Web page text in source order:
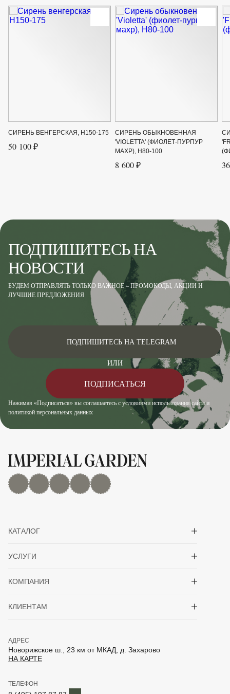
СИРЕНЬ ВЕНГЕРСКАЯ, H150-175
50 100 ₽
СИРЕНЬ ОБЫКНОВЕННАЯ
'VIOLETTA' (ФИОЛЕТ-ПУРПУР
МАХР), H80-100
8 600 ₽
ПОДПИШИТЕСЬ НА
НОВОСТИ
БУДЕМ ОТПРАВЛЯТЬ ТОЛЬКО ВАЖНОЕ – ПРОМОКОДЫ, АКЦИИ И
ЛУЧШИЕ ПРЕДЛОЖЕНИЯ
Нажимая «Подписаться» вы соглашаетесь с условиями использования сайта и
политикой персональных данных
ПОДПИШИТЕСЬ НА TELEGRAM
ИЛИ
ПОДПИСАТЬСЯ
MAX Дзен YouTuberutubeTelegram
КАТАЛОГ
УСЛУГИ
КОМПАНИЯ
КЛИЕНТАМ
АДРЕС
Новорижское ш., 23 км от МКАД, д. Захарово
НА КАРТЕ
ТЕЛЕФОН